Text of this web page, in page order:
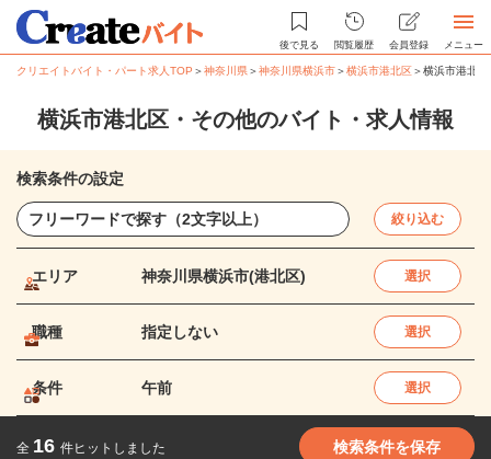
後で見る 閲覧履歴 会員登録 メニュー
クリエイトバイト・パート求人TOP ＞神奈川県＞神奈川県横浜市＞横浜市港北区＞横浜市港北
横浜市港北区・その他のバイト・求人情報
検索条件の設定
絞り込む
エリア 神奈川県横浜市(港北区) 選択
職種 指定しない 選択
条件 午前 選択
全 16 件ヒットしました 検索条件を保存